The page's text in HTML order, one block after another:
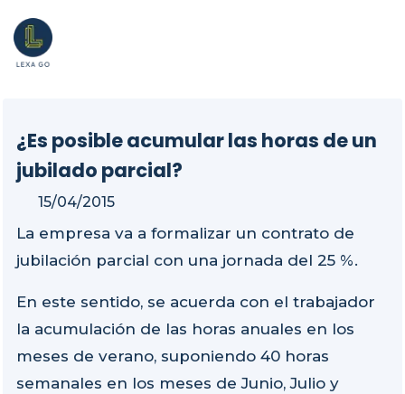
¿Es posible acumular las horas de un
jubilado parcial?
15/04/2015
La empresa va a formalizar un contrato de
jubilación parcial con una jornada del 25 %.
En este sentido, se acuerda con el trabajador
la acumulación de las horas anuales en los
meses de verano, suponiendo 40 horas
semanales en los meses de Junio, Julio y